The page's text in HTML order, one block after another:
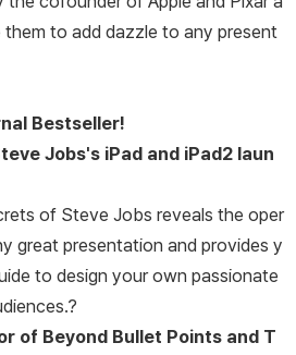
성한 저술 활동으로 《어떻게 말할 것인
Secret)》, 《말의 원칙》 등 여
to add dazzle to any present
Bestseller!
Jobs's iPad and iPad2 laun
of Steve Jobs reveals the oper
great presentation and provides y
to design your own passionate
of Beyond Bullet Points and T